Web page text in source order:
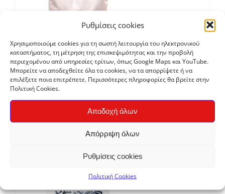
Ρυθμίσεις cookies
Χρησιμοποιούμε cookies για τη σωστή λειτουργία του ηλεκτρονικού
καταστήματος, τη μέτρηση της επισκεψιμότητας και την προβολή
περιεχομένου από υπηρεσίες τρίτων, όπως Google Maps και YouTube.
Μπορείτε να αποδεχθείτε όλα τα cookies, να τα απορρίψετε ή να
επιλέξετε ποια επιτρέπετε. Περισσότερες πληροφορίες θα βρείτε στην
Πολιτική Cookies.
Αποδοχή όλων
Απόρριψη όλων
Ρυθμίσεις cookies
Πολιτική Cookies
€2,30–€4,60Price
range:
€4,60